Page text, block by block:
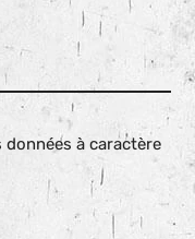
à caractère